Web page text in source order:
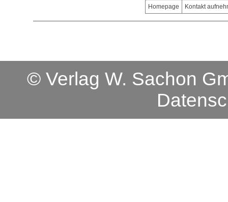
Homepage Kontakt
© Verlag W. Sachon